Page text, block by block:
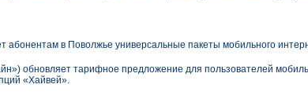
абонентам в Поволжье универсальные пакеты мобильного
обновляет тарифное предложение для пользователей
«Хайвей».